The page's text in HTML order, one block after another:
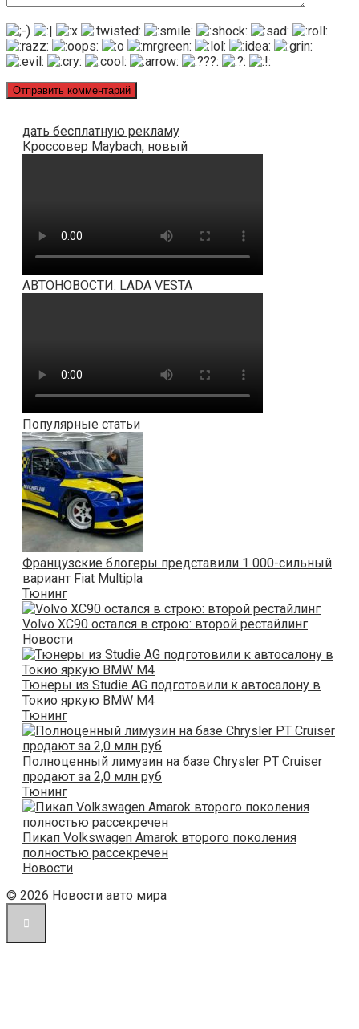
дать бесплатную рекламу
Кроссовер Maybach, новый
АВТОНОВОСТИ: LADA VESTA
Популярные статьи
Французские блогеры представили 1 000-сильный
вариант Fiat Multipla
Тюнинг
Volvo XC90 остался в строю: второй рестайлинг
Новости
Тюнеры из Studie AG подготовили к автосалону в
Токио яркую BMW M4
Тюнинг
Полноценный лимузин на базе Chrysler PT Cruiser
продают за 2,0 млн руб
Тюнинг
Пикап Volkswagen Amarok второго поколения
полностью рассекречен
Новости
© 2026 Новости авто мира